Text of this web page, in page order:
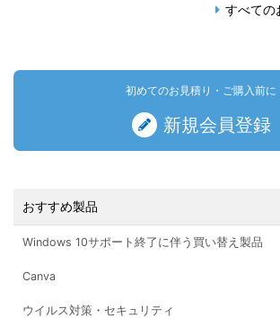
すべての
初めてのお見積り・ご購入前に
新規会員登録
おすすめ製品
Windows 10サポート終了に伴う買い替え製品
Canva
ウイルス対策・セキュリティ